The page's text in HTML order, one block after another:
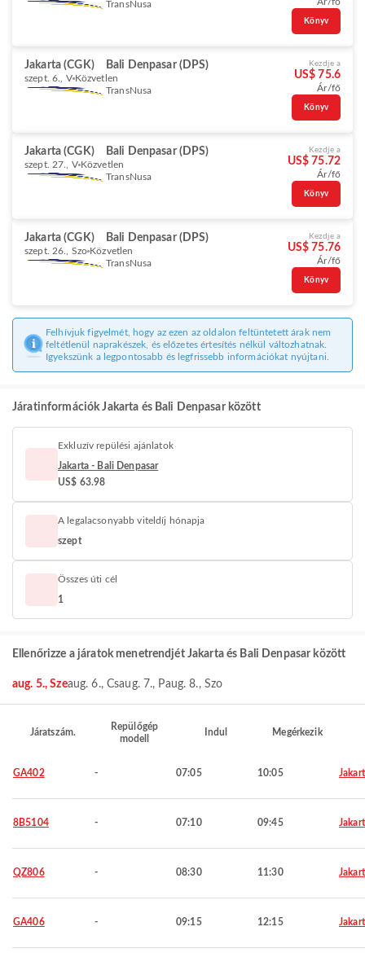
TransNusa
Könyv
Jakarta (CGK) Bali Denpasar (DPS)
szept. 6., V Közvetlen
TransNusa
Kezdje a
US$ 75.6
Ár/fő
Könyv
Jakarta (CGK) Bali Denpasar (DPS)
szept. 27., V Közvetlen
TransNusa
Kezdje a
US$ 75.72
Ár/fő
Könyv
Jakarta (CGK) Bali Denpasar (DPS)
szept. 26., Szo Közvetlen
TransNusa
Kezdje a
US$ 75.76
Ár/fő
Könyv
Felhívjuk figyelmét, hogy az ezen az oldalon feltüntetett árak nem
feltétlenül naprakészek, és előzetes értesítés nélkül változhatnak.
Igyekszünk a legpontosabb és legfrissebb információkat nyújtani.
Járatinformációk Jakarta és Bali Denpasar között
Exkluzív repülési ajánlatok
Jakarta - Bali Denpasar
US$ 63.98
A legalacsonyabb viteldíj hónapja
szept
Összes úti cél
1
Ellenőrizze a járatok menetrendjét Jakarta és Bali Denpasar között
aug. 5., Szeaug. 6., Csaug. 7., Paug. 8., Szo
Járatszám.
Repülőgép
modell
Indul Megérkezik
GA402 - 07:05 10:05
8B5104 - 07:10 09:45
QZ806 - 08:30 11:30
GA406 - 09:15 12:15